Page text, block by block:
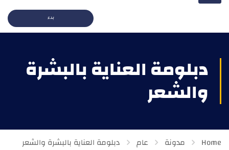
بدء
دبلومة العناية بالبشرة
والشعر
Home مدونة عام دبلومة العناية بالبشرة والشعر